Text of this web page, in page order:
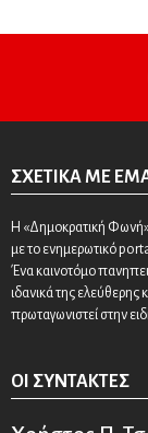
ΣΧΕΤΙΚΆ ΜΕ
Η «Δημοκρατική Φωνή»
με το ενημερωτικό
Ένα καινοτόμο
ιδανικά της
πρωταγωνιστεί στην
ΟΙ ΣΥΝΤΆΚΤΕΣ